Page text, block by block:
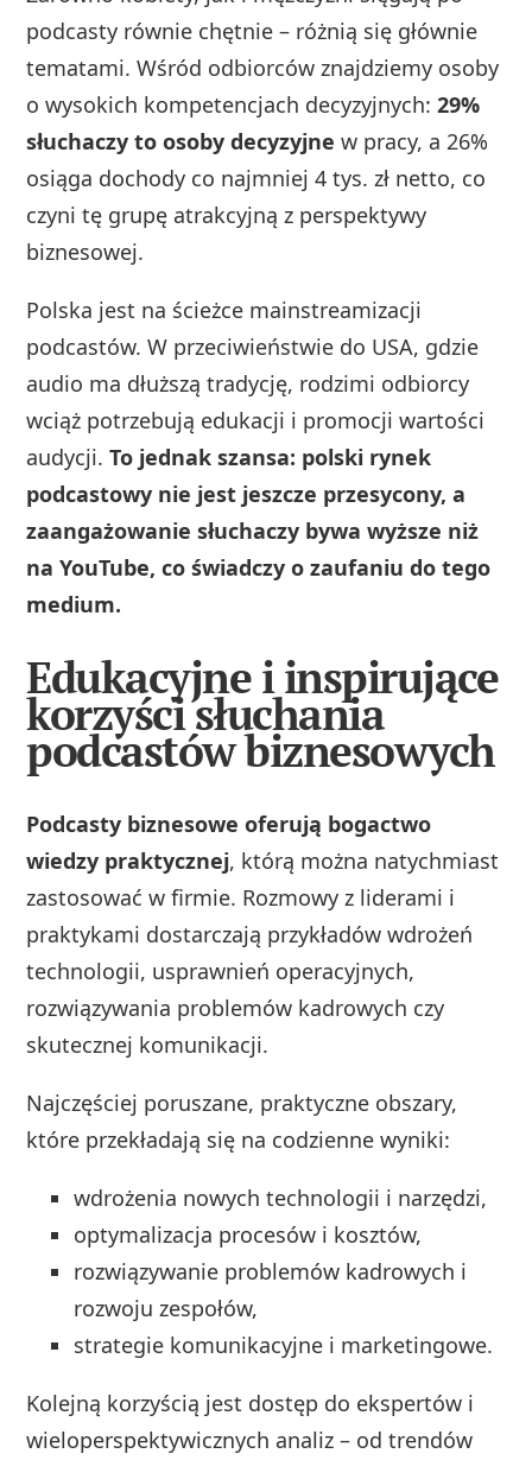
podcasty równie chętnie – różnią się głównie
tematami. Wśród odbiorców znajdziemy osoby
o wysokich kompetencjach decyzyjnych:29%
słuchaczy to osoby decyzyjne w pracy, a 26%
osiąga dochody co najmniej 4 tys. zł netto, co
czyni tę grupę atrakcyjną z perspektywy
biznesowej.
Polska jest na ścieżce mainstreamizacji
podcastów. W przeciwieństwie do USA, gdzie
audio ma dłuższą tradycję, rodzimi odbiorcy
wciąż potrzebują edukacji i promocji wartości
audycji.To jednak szansa: polski rynek
podcastowy nie jest jeszcze przesycony, a
zaangażowanie słuchaczy bywa wyższe niż
na YouTube, co świadczy o zaufaniu do tego
medium.
Edukacyjne i inspirujące
korzyści słuchania
podcastów biznesowych
Podcasty biznesowe oferują bogactwo
wiedzy praktycznej, którą można natychmiast
zastosować w firmie. Rozmowy z liderami i
praktykami dostarczają przykładów wdrożeń
technologii, usprawnień operacyjnych,
rozwiązywania problemów kadrowych czy
skutecznej komunikacji.
Najczęściej poruszane, praktyczne obszary,
które przekładają się na codzienne wyniki:
wdrożenia nowych technologii i narzędzi,
optymalizacja procesów i kosztów,
rozwiązywanie problemów kadrowych i
rozwoju zespołów,
strategie komunikacyjne i marketingowe.
Kolejną korzyścią jest dostęp do ekspertów i
wieloperspektywicznych analiz – od trendów